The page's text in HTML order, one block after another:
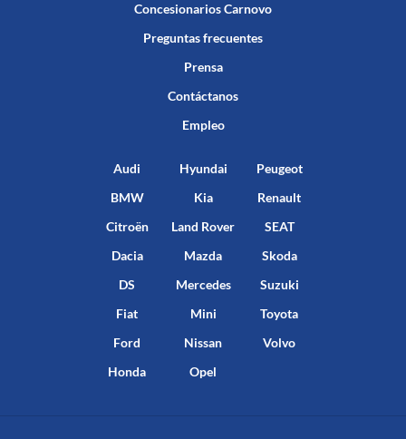
Concesionarios Carnovo
Preguntas frecuentes
Prensa
Contáctanos
Empleo
Audi
BMW
Citroën
Dacia
DS
Fiat
Ford
Honda
Hyundai
Kia
Land Rover
Mazda
Mercedes
Mini
Nissan
Opel
Peugeot
Renault
SEAT
Skoda
Suzuki
Toyota
Volvo